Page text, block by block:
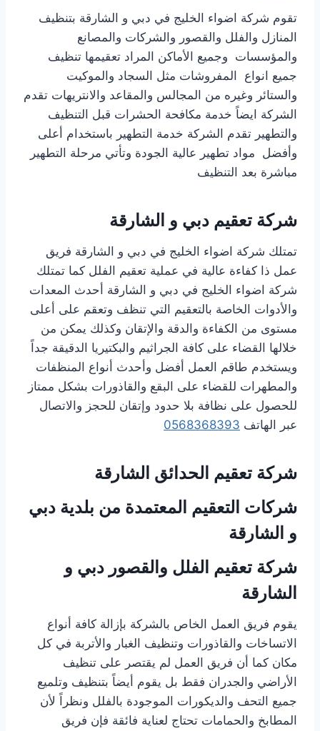
تقوم شركة اضواء الخليج في دبي و الشارقة بتنظيف
المنازل والفلل والقصور والشركات والمصانع
والمؤسسات وجميع الأماكن المراد تعقيمها تنظيف
جميع انواع المفروشات مثل السجاد والموكيت
والستائر وغيره من المجالس والمقاعد والانتريهات تقدم
الشركة ايضاً خدمة مكافحة الحشرات قبل التنظيف
والتطهير تقدم الشركة خدمة التطهير باستخدام أعلى
وأفضل مواد تطهير عالية الجودة وتأتي مرحلة التطهير
مباشرة بعد التنظيف
شركة تعقيم دبي و الشارقة
تمتلك شركة اضواء الخليج في دبي و الشارقة فريق
عمل ذا كفاءة عالية في عملية تعقيم الفلل كما تمتلك
شركة اضواء الخليج في دبي و الشارقة أحدث المعدات
والأدوات الخاصة بالتعقيم التي تنظف وتعقم على أعلى
مستوى من الكفاءة والدقة والإتقان وكذلك يمكن من
خلالها القضاء على كافة الجراثيم والبكتيريا الدقيقة جداً
ويستخدم طاقم العمل أفضل وأحدث أنواع المنظفات
والمطهرات للقضاء على البقع والقاذورات بشكل ممتاز
للحصول على نظافة بلا حدود وإتقان للحجز والاتصال
عبر الهاتف 0568368393
شركة تعقيم الحدائق الشارقة
شركات التعقيم المعتمدة من بلدية دبي
و الشارقة
شركة تعقيم الفلل والقصور دبي و
الشارقة
يقوم فريق العمل الخاص بالشركة بإزالة كافة أنواع
الاتساخات والقاذورات وتنظيف الغبار والأتربة في كل
مكان كما أن فريق العمل لم يقتصر على تنظيف
الأراضي والجدران فقط بل يقوم أيضاً بتنظيف وتلميع
جميع التحف والديكورات الموجودة بالفلل ونظراً لأن
المطابخ والحمامات تحتاج لعناية فائقة فإن فريق